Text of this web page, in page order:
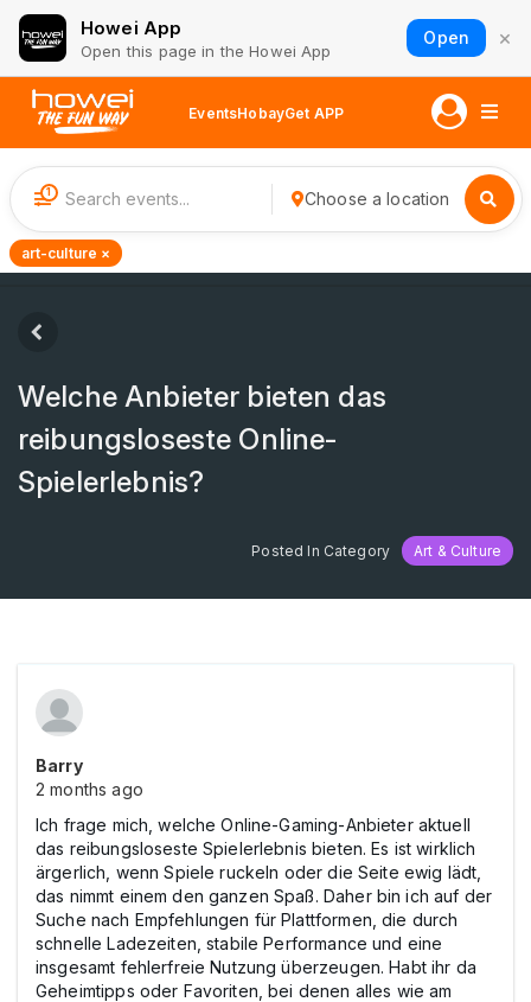
Howei App
Open this page in the Howei App
Open ×
EventsHobayGet APP
1 Choose a location
art-culture ×
Welche Anbieter bieten das
reibungsloseste Online-
Spielerlebnis?
Posted In Category Art & Culture
Barry
2 months ago
Ich frage mich, welche Online-Gaming-Anbieter aktuell
das reibungsloseste Spielerlebnis bieten. Es ist wirklich
ärgerlich, wenn Spiele ruckeln oder die Seite ewig lädt,
das nimmt einem den ganzen Spaß. Daher bin ich auf der
Suche nach Empfehlungen für Plattformen, die durch
schnelle Ladezeiten, stabile Performance und eine
insgesamt fehlerfreie Nutzung überzeugen. Habt ihr da
Geheimtipps oder Favoriten, bei denen alles wie am